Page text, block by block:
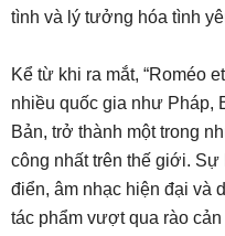
tình và lý tưởng hóa tình
Kể từ khi ra mắt, “Roméo
nhiều quốc gia như Pháp,
Bản, trở thành một trong
công nhất trên thế giới.
điển, âm nhạc hiện đại và
tác phẩm vượt qua rào